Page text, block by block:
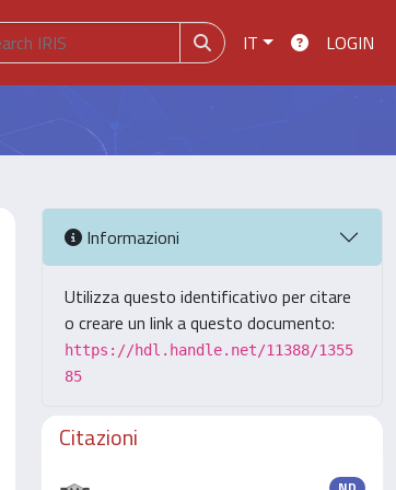
IT LOGIN
Informazioni
Utilizza questo identificativo per citare
o creare un link a questo documento:
https://hdl.handle.net/11388/1355
85
Citazioni